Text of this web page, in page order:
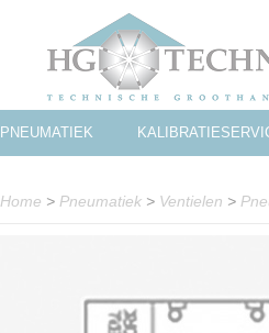
PNEUMATIEK
Home > Pneumatiek > Ventielen >